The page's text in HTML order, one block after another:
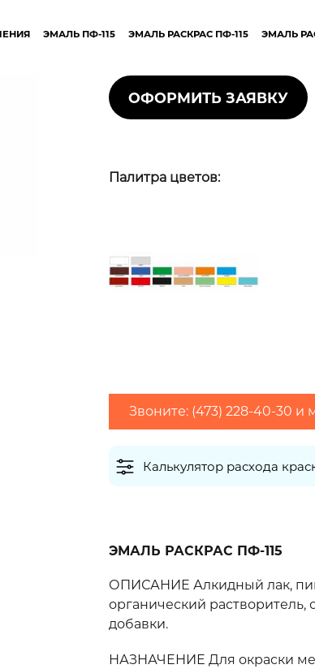
нанесения.
или
ЭМАЛЬ ПФ-115 ЭМАЛЬ РАСКРАС ПФ-115 ЭМАЛЬ
Палитра цветов:
Звоните: (473) 228-40-30
Калькулятор расхода
ЭМАЛЬ РАСКРАС ПФ-115
ОПИСАНИЕ Алкидный лак,
органический растворитель,
добавки.
НАЗНАЧЕНИЕ Для окраски